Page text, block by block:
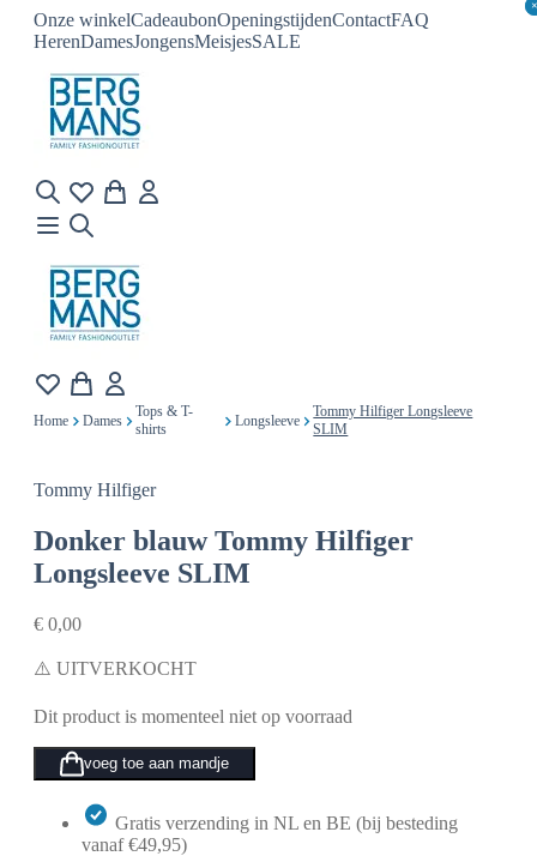
Onze winkelCadeaubonOpeningstijdenContactFAQ
HerenDamesJongensMeisjesSALE
×
×
Home Dames
Tops & T-
shirts
Longsleeve
Tommy Hilfiger Longsleeve
SLIM
Tommy Hilfiger
Donker blauw Tommy Hilfiger
Longsleeve SLIM
€ 0,00
⚠️ UITVERKOCHT
Dit product is momenteel niet op voorraad
voeg toe aan mandje
Gratis verzending in NL en BE (bij besteding
vanaf €49,95)